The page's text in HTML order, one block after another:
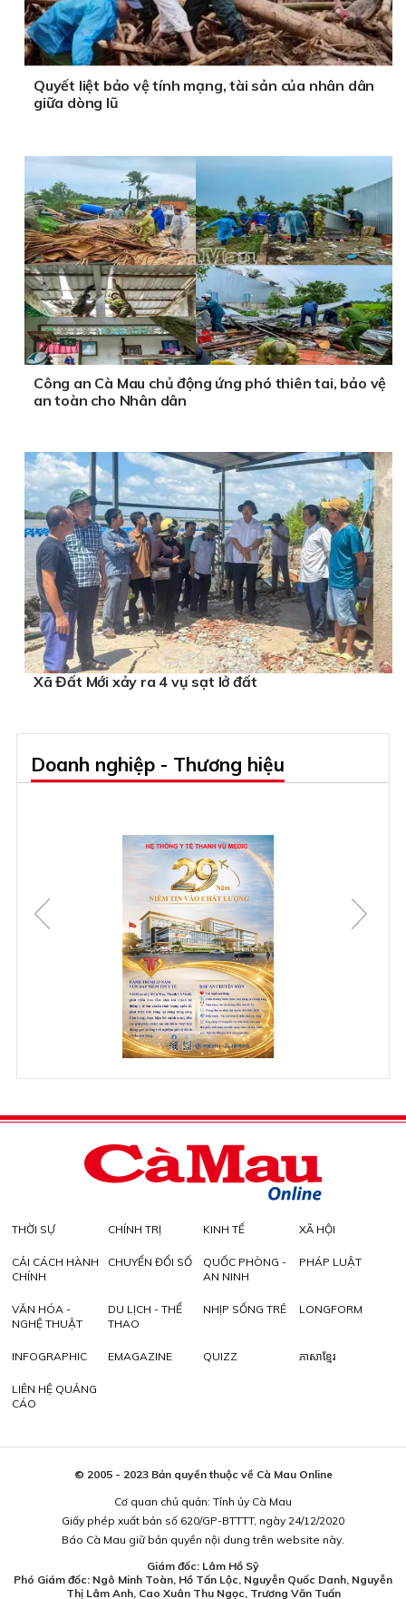
Quyết liệt bảo vệ tính mạng, tài sản của nhân dân
giữa dòng lũ
Công an Cà Mau chủ động ứng phó thiên tai, bảo vệ
an toàn cho Nhân dân
Xã Đất Mới xảy ra 4 vụ sạt lở đất
Doanh nghiệp - Thương hiệu
THỜI SỰ CHÍNH TRỊ KINH TẾ XÃ HỘI
CẢI CÁCH HÀNH
CHÍNH
CHUYỂN ĐỔI SỐ
QUỐC PHÒNG -
AN NINH
PHÁP LUẬT
VĂN HÓA -
NGHỆ THUẬT
DU LỊCH - THỂ
THAO
NHỊP SỐNG TRẺ LONGFORM
INFOGRAPHIC EMAGAZINE QUIZZ ភាសាខ្មែរ
LIÊN HỆ QUẢNG
CÁO
© 2005 - 2023 Bản quyền thuộc về Cà Mau Online
Cơ quan chủ quản: Tỉnh ủy Cà Mau
Giấy phép xuất bản số 620/GP-BTTTT, ngày 24/12/2020
Báo Cà Mau giữ bản quyền nội dung trên website này.
Giám đốc: Lâm Hồ Sỹ
Phó Giám đốc: Ngô Minh Toàn, Hồ Tấn Lộc, Nguyễn Quốc Danh, Nguyễn
Thị Lâm Anh, Cao Xuân Thu Ngọc, Trương Văn Tuấn